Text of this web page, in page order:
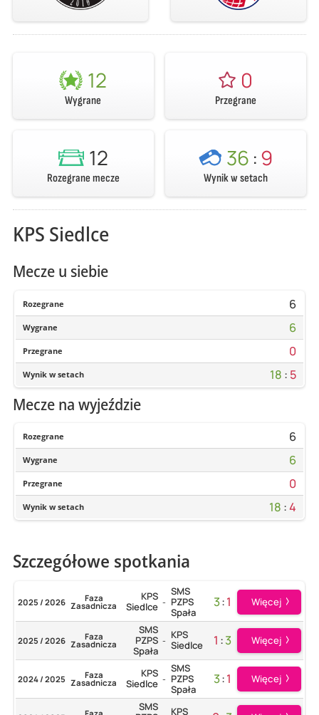
12
Wygrane
0
Przegrane
12
Rozegrane mecze
36 :9
Wynik w setach
KPS Siedlce
Mecze u siebie
Rozegrane 6
Wygrane 6
Przegrane 0
Wynik w setach 18 : 5
Mecze na wyjeździe
Rozegrane 6
Wygrane 6
Przegrane 0
Wynik w setach 18 :4
Szczegółowe spotkania
2025 / 2026 Faza
Zasadnicza
KPS
Siedlce -
SMS
PZPS
Spała
3:1 Więcej
2025 / 2026 Faza
Zasadnicza
SMS
PZPS
Spała
- KPS
Siedlce
1 :3 Więcej
2024 / 2025 Faza
Zasadnicza
KPS
Siedlce -
SMS
PZPS
Spała
3:1 Więcej
SMS
KPS